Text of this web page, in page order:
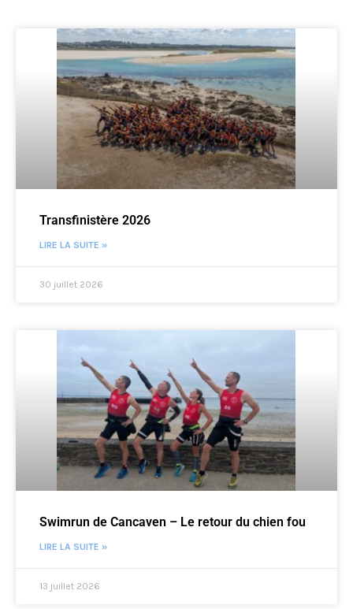
Transfinistère 2026
LIRE LA SUITE »
30 juillet 2026
Swimrun de Cancaven – Le retour du chien fou
LIRE LA SUITE »
13 juillet 2026